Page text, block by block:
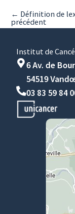
← Définition de
précédent
Institut de
6 Av. de
54519
03 83 59 84